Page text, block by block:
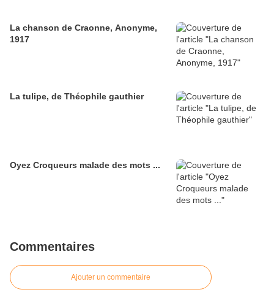
La chanson de Craonne, Anonyme,
1917
La tulipe, de Théophile gauthier
Oyez Croqueurs malade des mots ...
Commentaires
Ajouter un commentaire